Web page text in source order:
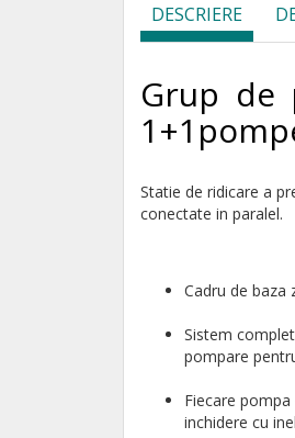
DESCRIERE
Grup de
Statie de ridicare a
conectate in paralel.
Cadru de baza
Sistem
pompare
Fiecare
inchidere cu